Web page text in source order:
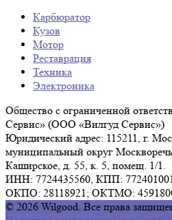
Карбюратор
Кузов
Мотор
Реставрация
Техника
Электроника
Общество с ограниченной
Сервис» (ООО «Вилгуд Сервис»)
Юридический адрес: 115211, г.
муниципальный округ
Каширское, д. 55, к. 5, помещ. 1/1.
ИНН: 7724435560, КПП:
ОКПО: 28118921; ОКТМО:
© 2026 Wilgood. Все права